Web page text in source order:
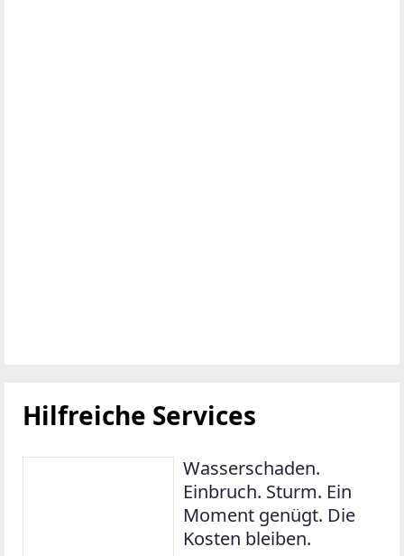
Hilfreiche Services
Wasserschaden.
Einbruch. Sturm. Ein
Moment genügt. Die
Kosten bleiben.